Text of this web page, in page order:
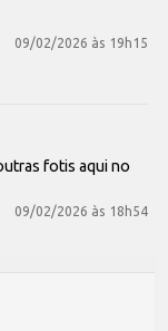
09/02/2026 às 19h15
fotis aqui no
09/02/2026 às 18h54